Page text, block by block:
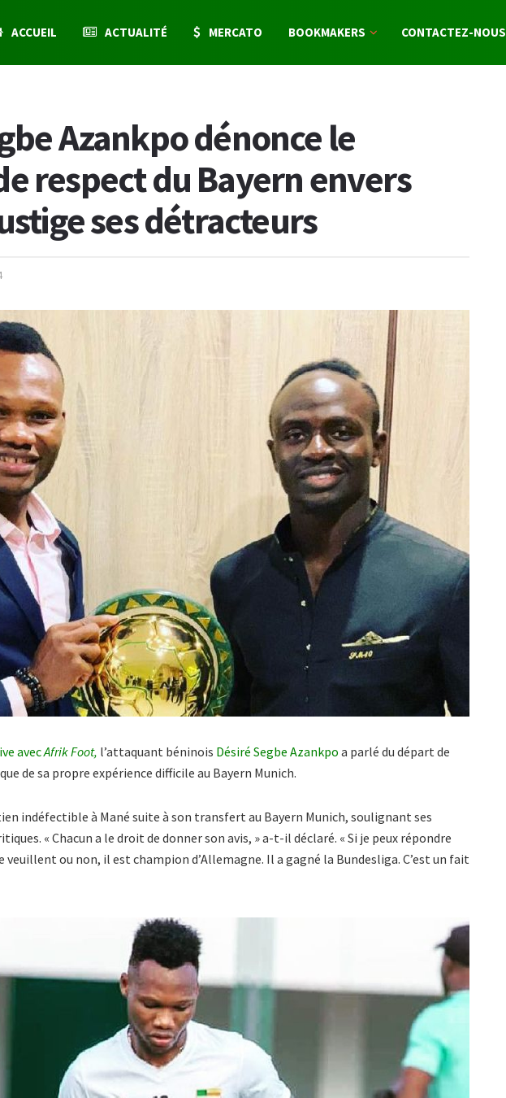
ACCUEIL ACTUALITÉ MERCATO BOOKMAKERS CONTACTEZ-NOUS
Azankpo dénonce le
respect du Bayern envers
ses détracteurs
avecAfrik Foot, l’attaquant béninois Désiré Segbe Azankpo a parlé du départ de
de sa propre expérience difficile au Bayern Munich.
indéfectible à Mané suite à son transfert au Bayern Munich, soulignant ses
« Chacun a le droit de donner son avis, » a-t-il déclaré. « Si je peux répondre
veuillent ou non, il est champion d’Allemagne. Il a gagné la Bundesliga. C’est un fait